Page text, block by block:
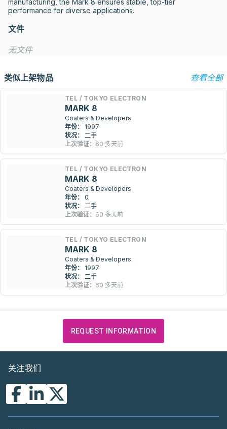
manufacturing, the Mark 8 ensures stable, top-tier
performance for diverse applications.
文件
无文件
类似上架物品 查看全部
TEL / TOKYO ELECTRON
MARK 8
Coaters & Developers
年份：
1997
状况：
二手
上次验证： 60 多天前
TEL / TOKYO ELECTRON
MARK 8
Coaters & Developers
年份：
0
状况：
二手
上次验证： 60 多天前
TEL / TOKYO ELECTRON
MARK 8
Coaters & Developers
年份：
1997
状况：
二手
上次验证： 60 多天前
REQUEST INFORMATION
关注我们